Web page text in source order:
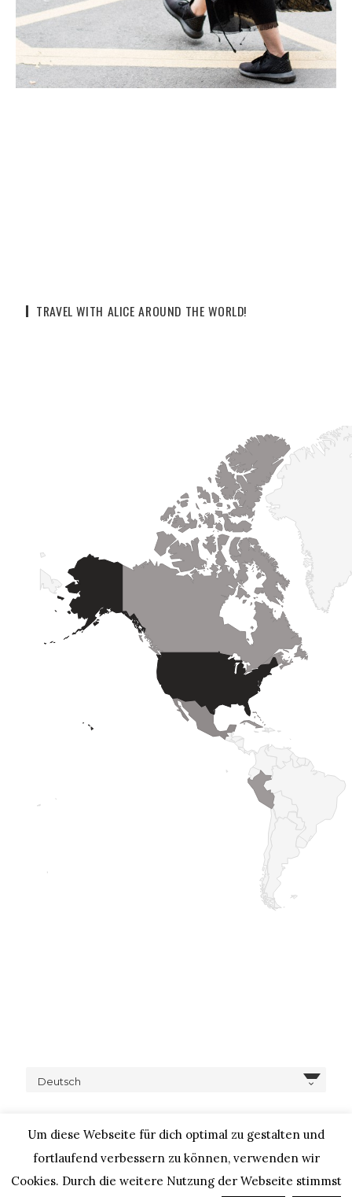
TRAVEL WITH ALICE AROUND THE WORLD!
Deutsch
COPYRIGHT © 2020 – IHEARTALICE.COM / TRAVEL,
Um diese Webseite für dich optimal zu gestalten und
fortlaufend verbessern zu können, verwenden wir
Cookies. Durch die weitere Nutzung der Webseite stimmst